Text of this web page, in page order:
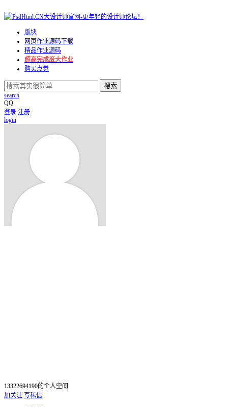
版块
网页作业源码下载
精品作业源码
超高完成度大作业
购买点券
搜索
search
QQ
登录 注册
login
13322694190的个人空间
加关注 写私信